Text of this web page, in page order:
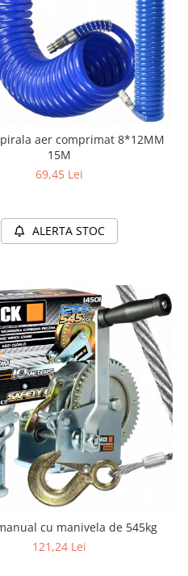
aer comprimat 8*12MM
15M
69,45 Lei
ALERTA STOC
cu manivela de 545kg
121,24 Lei